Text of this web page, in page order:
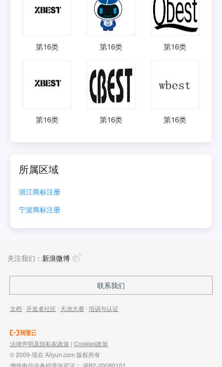
第16类 第16类 第16类
第16类 第16类 第16类
所属区域
浙江商标注册
宁波商标注册